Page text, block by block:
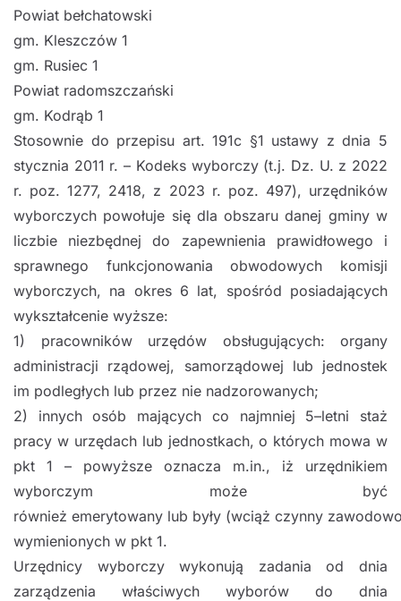
Powiat bełchatowski
gm. Kleszczów 1
gm. Rusiec 1
Powiat radomszczański
gm. Kodrąb 1
Stosownie do przepisu art. 191c §1 ustawy z dnia 5
stycznia 2011 r. – Kodeks wyborczy (t.j. Dz. U. z 2022
r. poz. 1277, 2418, z 2023 r. poz. 497), urzędników
wyborczych powołuje się dla obszaru danej gminy w
liczbie niezbędnej do zapewnienia prawidłowego i
sprawnego
funkcjonowania obwodowych komisji
wyborczych, na okres 6 lat, spośród posiadających
wykształcenie wyższe:
1)
pracowników urzędów obsługujących: organy
administracji rządowej, samorządowej lub jednostek
im podległych lub przez nie nadzorowanych;
2)
innych osób mających co najmniej 5–letni staż
pracy w urzędach lub jednostkach, o których mowa w
pkt 1
– powyższe oznacza m.in., iż
urzędnikiem
wyborczym może być
również emerytowany lub były (wciąż czynny
wymienionych w pkt 1.
Urzędnicy wyborczy wykonują zadania od dnia
zarządzenia właściwych wyborów do dnia